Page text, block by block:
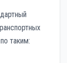
таким: